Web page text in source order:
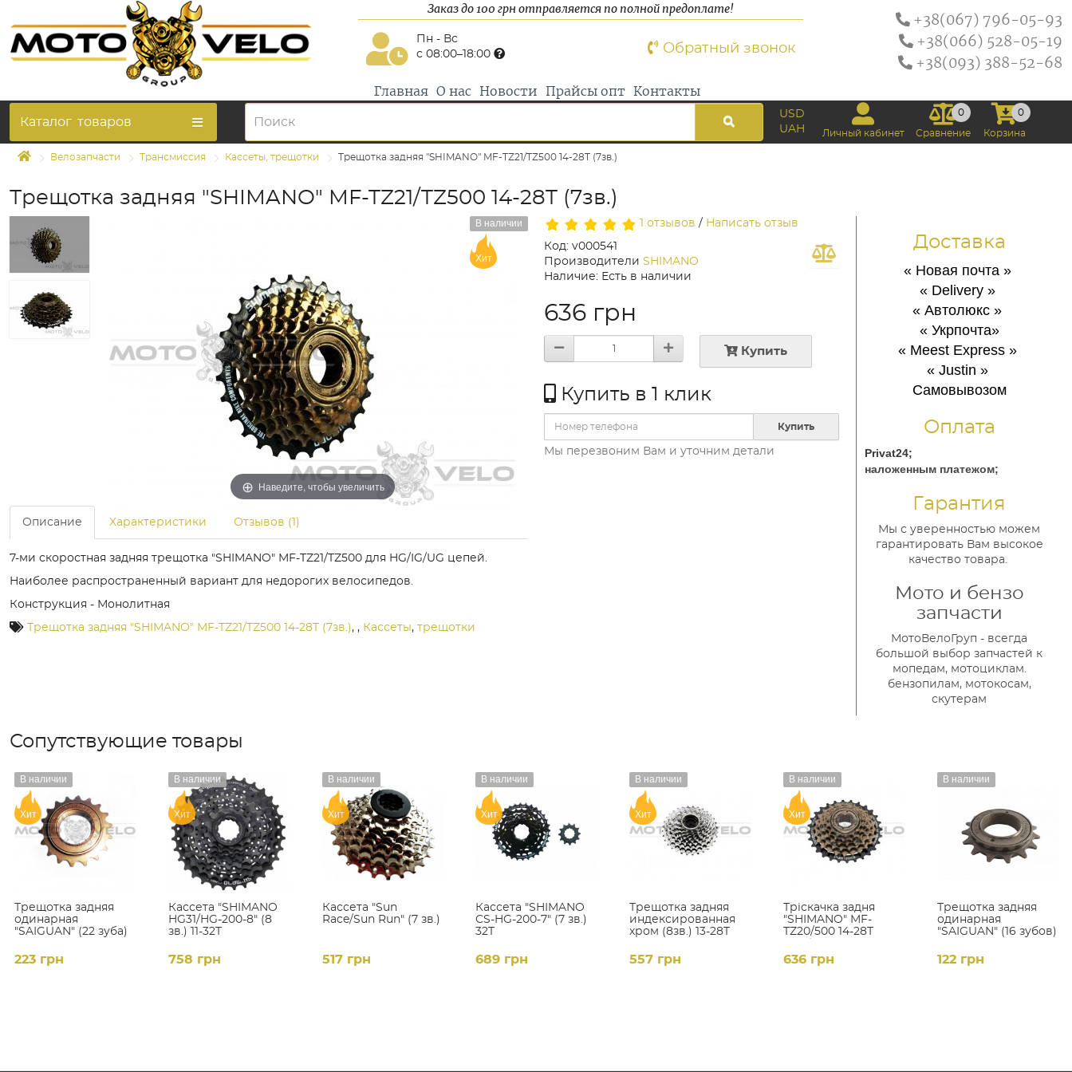
Заказ до 100 грн отправляется по полной предоплате!
Пн - Вс
с 08:00–18:00
Обратный звонок
Главная О нас Новости Прайсы опт Контакты
+38(067) 796-05-93
+38(066) 528-05-19
+38(093) 388-52-68
Каталог товаров
USD
UAH
Личный кабинет
0
Сравнение
0
Корзина
Велозапчасти Трансмиссия Кассеты, трещотки Трещотка задняя "SHIMANO" MF-TZ21/TZ500 14-28T (7зв.)
Трещотка задняя "SHIMANO" MF-TZ21/TZ500 14-28T (7зв.)
В наличии
Хит
Наведите, чтобы увеличить
Описание Характеристики Отзывов (1)
7-ми скоростная задняя трещотка "SHIMANO" MF-TZ21/TZ500 для HG/IG/UG цепей.
Наиболее распространенный вариант для недорогих велосипедов.
Конструкция - Монолитная
Трещотка задняя "SHIMANO" MF-TZ21/TZ500 14-28T (7зв.), , Кассеты, трещотки
1 отзывов / Написать отзыв
Код: v000541
Производители SHIMANO
Наличие: Есть в наличии
636 грн
Купить
Купить в 1 клик
Купить
Мы перезвоним Вам и уточним детали
Доставка
« Новая почта »
« Delivery »
« Автолюкс»
« Укрпочта»
« Meest Express »
« Justin »
Самовывозом
Оплата
Privat24;
наложенным платежом;
Гарантия
Мы с уверенностью можем
гарантировать Вам высокое
качество товара.
Мото и бензо
запчасти
МотоВелоГруп - всегда
большой выбор запчастей к
мопедам, мотоциклам.
бензопилам, мотокосам,
скутерам
Сопутствующие товары
Трещотка задняя
одинарная
"SAIGUAN" (22 зуба)
В наличии
Хит
223 грн
Кассета "SHIMANO
HG31/HG-200-8" (8
зв.) 11-32T
В наличии
Хит
758 грн
Кассета "Sun
Race/Sun Run" (7 зв.)
В наличии
Хит
517 грн
Кассета "SHIMANO
CS-HG-200-7" (7 зв.)
32T
В наличии
Хит
689 грн
Трещотка задняя
индексированная
хром (8зв.) 13-28T
В наличии
Хит
557 грн
Тріскачка задня
"SHIMANO" MF-
TZ20/500 14-28Т
В наличии
Хит
636 грн
Трещотка задняя
одинарная
"SAIGUAN" (16 зубов)
В наличии
122 грн